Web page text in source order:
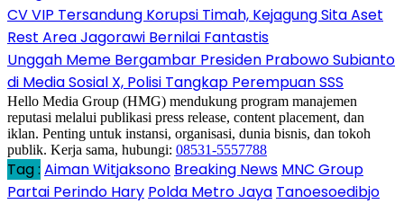
CV VIP Tersandung Korupsi Timah, Kejagung Sita Aset
Rest Area Jagorawi Bernilai Fantastis
Unggah Meme Bergambar Presiden Prabowo Subianto
di Media Sosial X, Polisi Tangkap Perempuan SSS
Hello Media Group (HMG) mendukung program manajemen
reputasi melalui publikasi press release, content placement, dan
iklan. Penting untuk instansi, organisasi, dunia bisnis, dan tokoh
publik. Kerja sama, hubungi: 08531-5557788
Tag : Aiman Witjaksono Breaking News MNC Group
Partai Perindo Hary Polda Metro Jaya Tanoesoedibjo